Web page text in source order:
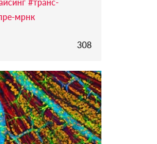
#транс-
мрнк
308